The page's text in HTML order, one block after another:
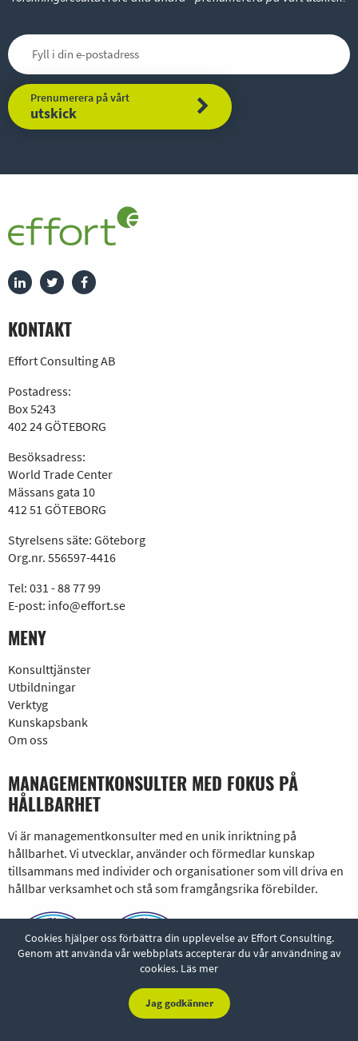
Prenumerera på vårt
utskick
KONTAKT
Effort Consulting AB
Postadress:
Box 5243
402 24 GÖTEBORG
Besöksadress:
World Trade Center
Mässans gata 10
412 51 GÖTEBORG
Styrelsens säte: Göteborg
Org.nr. 556597-4416
Tel: 031 - 88 77 99
E-post: info@effort.se
MENY
Konsulttjänster
Utbildningar
Verktyg
Kunskapsbank
Om oss
MANAGEMENTKONSULTER MED FOKUS PÅ
HÅLLBARHET
Vi är managementkonsulter med en unik inriktning på
hållbarhet. Vi utvecklar, använder och förmedlar kunskap
tillsammans med individer och organisationer som vill driva en
hållbar verksamhet och stå som framgångsrika förebilder.
Cookies hjälper oss förbättra din upplevelse av Effort Consulting.
Genom att använda vår webbplats accepterar du vår användning av
cookies. Läs mer
Jag godkänner